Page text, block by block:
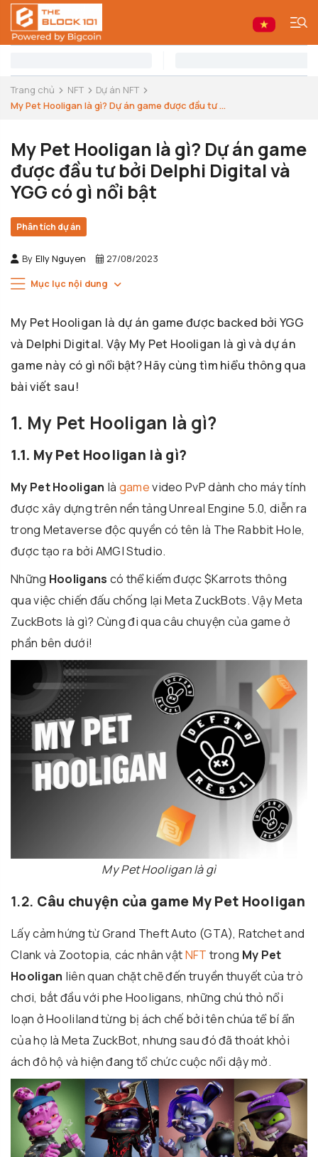
Trang chủ NFT
Dự án NFT
My Pet Hooligan là gì? Dự án game được đầu tư ...
My Pet Hooligan là gì? Dự án game
được đầu tư bởi Delphi Digital và
YGG có gì nổi bật
Phân tích dự án
By Elly Nguyen 27/08/2023
Mục lục nội dung
My Pet Hooligan là dự án game được backed bởi YGG
và Delphi Digital. Vậy My Pet Hooligan là gì và dự án
game này có gì nổi bật? Hãy cùng tìm hiểu thông qua
bài viết sau!
1. My Pet Hooligan là gì?
1.1. My Pet Hooligan là gì?
My Pet Hooligan là gamevideo PvP dành cho máy tính
được xây dựng trên nền tảng Unreal Engine 5.0, diễn ra
trong Metaverse độc quyền có tên là The Rabbit Hole,
được tạo ra bởi AMGI Studio.
Những Hooligans có thể kiếm được $Karrots thông
qua việc chiến đấu chống lại Meta ZuckBots. Vậy Meta
ZuckBots là gì? Cùng đi qua câu chuyện của game ở
phần bên dưới!
My Pet Hooligan là gì
1.2. Câu chuyện của game My Pet Hooligan
Lấy cảm hứng từ Grand Theft Auto (GTA), Ratchet and
Clank và Zootopia, các nhân vậtNFTtrong My Pet
Hooligan liên quan chặt chẽ đến truyền thuyết của trò
chơi, bắt đầu với phe Hooligans, những chú thỏ nổi
loạn ở Hooliland từng bị ách chế bởi tên chúa tể bí ẩn
của họ là Meta ZuckBot, nhưng sau đó đã thoát khỏi
ách đô hộ và hiện đang tổ chức cuộc nổi dậy mở.